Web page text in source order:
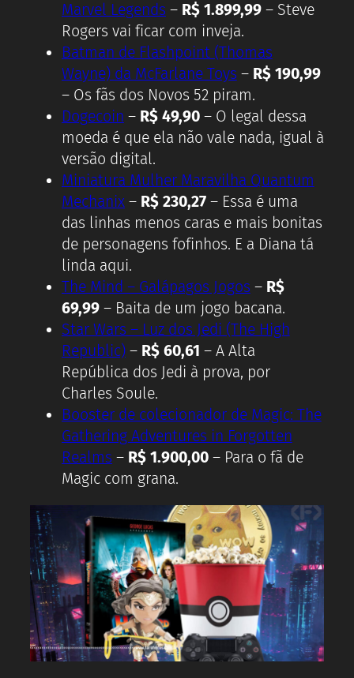
Marvel Legends – R$ 1.899,99– Steve
Rogers vai ficar com inveja.
Batman de Flashpoint (Thomas
Wayne) da McFarlane Toys – R$ 190,99
– Os fãs dos Novos 52 piram.
Dogecoin – R$ 49,90– O legal dessa
moeda é que ela não vale nada, igual à
versão digital.
Miniatura Mulher Maravilha Quantum
Mechanix– R$ 230,27– Essa é uma
das linhas menos caras e mais bonitas
de personagens fofinhos. E a Diana tá
linda aqui.
The Mind – Galápagos Jogos –R$
69,99– Baita de um jogo bacana.
Star Wars – Luz dos Jedi (The High
Republic)– R$ 60,61 – A Alta
República dos Jedi à prova, por
Charles Soule.
Booster de colecionador de Magic: The
Gathering Adventures in Forgotten
Realms – R$ 1.900,00– Para o fã de
Magic com grana.